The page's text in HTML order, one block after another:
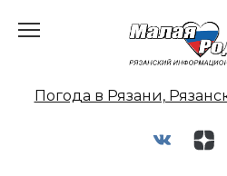
Погода в Рязани,